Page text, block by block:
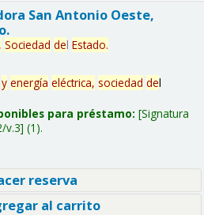
San Antonio Oeste,
Sociedad del Estado.
y energía eléctrica, sociedad del
para préstamo: Signatura
v.3 (1).
reserva
al carrito